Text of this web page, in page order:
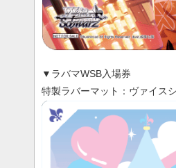
▼ラバマWSB入場券
特製ラバーマット：ヴァイス